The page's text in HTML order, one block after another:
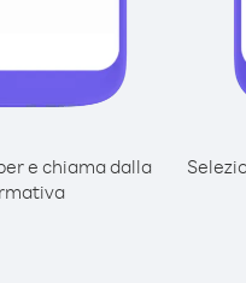
e chiama dalla